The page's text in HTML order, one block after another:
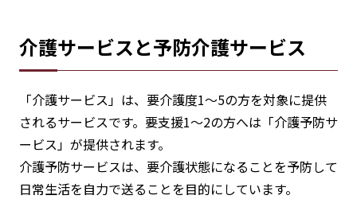
介護サービスと予防介護サービス
「介護サービス」は、要介護度1～5の方を対象に提供
されるサービスです。要支援1～2の方へは「介護予防サ
ービス」が提供されます。
介護予防サービスは、要介護状態になることを予防して
日常生活を自力で送ることを目的にしています。